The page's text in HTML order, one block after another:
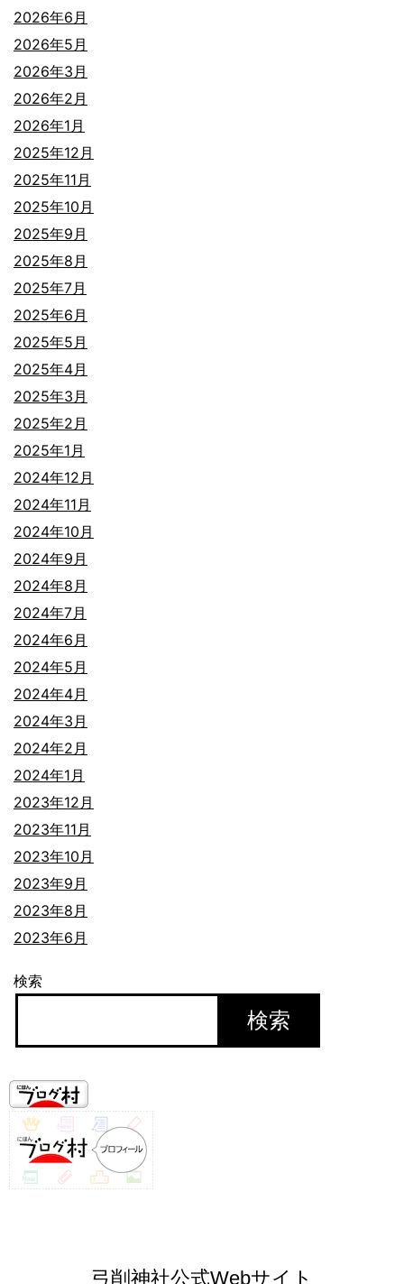
2026年6月
2026年5月
2026年3月
2026年2月
2026年1月
2025年12月
2025年11月
2025年10月
2025年9月
2025年8月
2025年7月
2025年6月
2025年5月
2025年4月
2025年3月
2025年2月
2025年1月
2024年12月
2024年11月
2024年10月
2024年9月
2024年8月
2024年7月
2024年6月
2024年5月
2024年4月
2024年3月
2024年2月
2024年1月
2023年12月
2023年11月
2023年10月
2023年9月
2023年8月
2023年6月
検索
検索
弓削神社公式Webサイト